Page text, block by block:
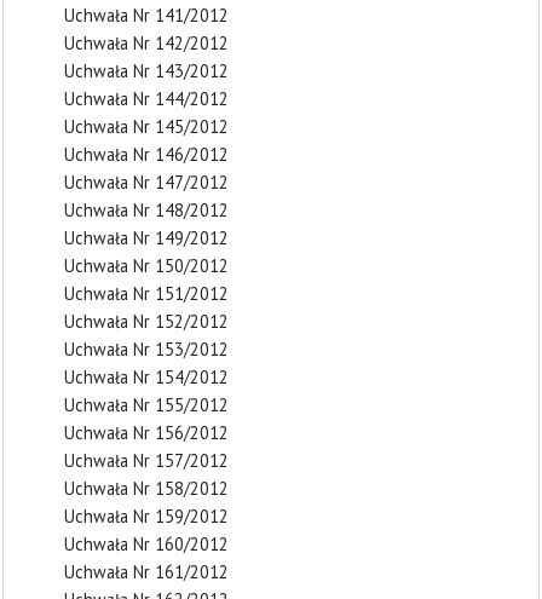
Uchwała Nr 141/2012
Uchwała Nr 142/2012
Uchwała Nr 143/2012
Uchwała Nr 144/2012
Uchwała Nr 145/2012
Uchwała Nr 146/2012
Uchwała Nr 147/2012
Uchwała Nr 148/2012
Uchwała Nr 149/2012
Uchwała Nr 150/2012
Uchwała Nr 151/2012
Uchwała Nr 152/2012
Uchwała Nr 153/2012
Uchwała Nr 154/2012
Uchwała Nr 155/2012
Uchwała Nr 156/2012
Uchwała Nr 157/2012
Uchwała Nr 158/2012
Uchwała Nr 159/2012
Uchwała Nr 160/2012
Uchwała Nr 161/2012